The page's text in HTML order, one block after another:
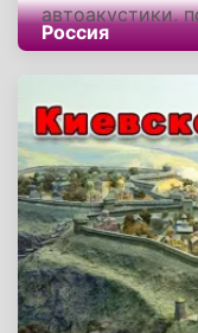
автоакустики,
до IT-
Компьютер».
рекордами
социальными
добра»,
идут рука об
Россия